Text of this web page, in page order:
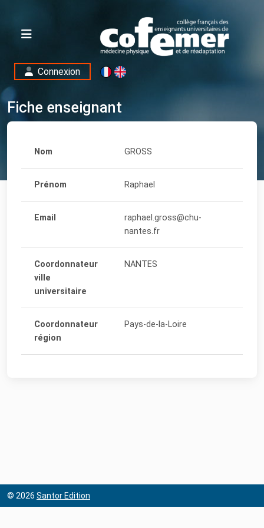
Connexion
Fiche enseignant
Nom GROSS
Prénom Raphael
Email
raphael.gross@chu-
nantes.fr
Coordonnateur
ville
universitaire
NANTES
Coordonnateur
région
Pays-de-la-Loire
© 2026 Santor Edition